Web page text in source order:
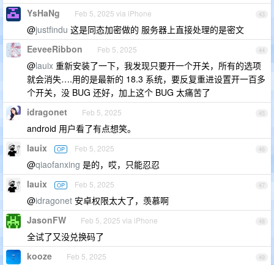
43
YsHaNg Feb 5, 2025 via iPhone
@justfindu 这是同态加密做的 服务器上直接处理的是密文
44
EeveeRibbon Feb 5, 2025
@lauix 重新安装了一下，我发现只要开一个开关，所有的选项
就会消失….用的是最新的 18.3 系统，要反复重进设置开一百多
个开关，没 BUG 还好，加上这个 BUG 太痛苦了
45
idragonet Feb 5, 2025
android 用户看了有点想笑。
46
lauix OP Feb 5, 2025
@qiaofanxing 是的，哎，只能忍忍
47
lauix OP Feb 5, 2025
@idragonet 安卓权限太大了，羡慕啊
48
JasonFW Feb 5, 2025 via iPhone
全试了又没兑换码了
49
kooze Feb 5, 2025